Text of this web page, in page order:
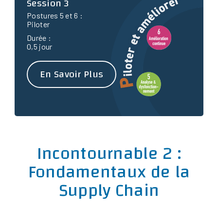
Postures 5 et 6 :
Piloter
Durée :
0,5 jour
En Savoir Plus
Incontournable 2 :
Fondamentaux de la
Supply Chain